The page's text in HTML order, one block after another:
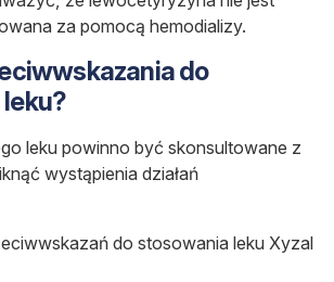
za pomocą hemodializy.
do
leku powinno być skonsultowane z
wystąpienia działań
do stosowania leku Xyzal